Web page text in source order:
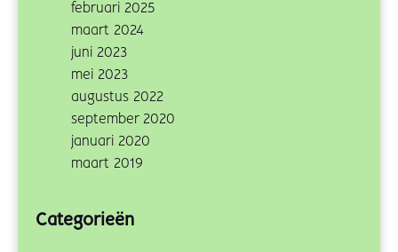
februari 2025
maart 2024
juni 2023
mei 2023
augustus 2022
september 2020
januari 2020
maart 2019
Categorieën